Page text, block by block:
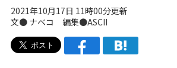
2021年10月17日 11時00分更新
文● ナベコ 編集●ASCII